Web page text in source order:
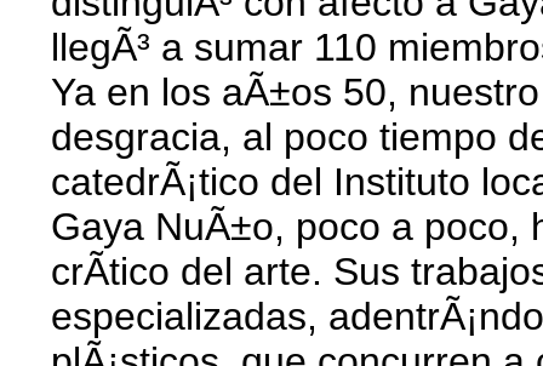
llegÃ³ a sumar 110
Ya en los aÃ±os 50,
desgracia, al poco tiempo
catedrÃ¡tico del Instituto
Gaya NuÃ±o, poco a poco,
crÃ­tico del arte. Sus
especializadas,